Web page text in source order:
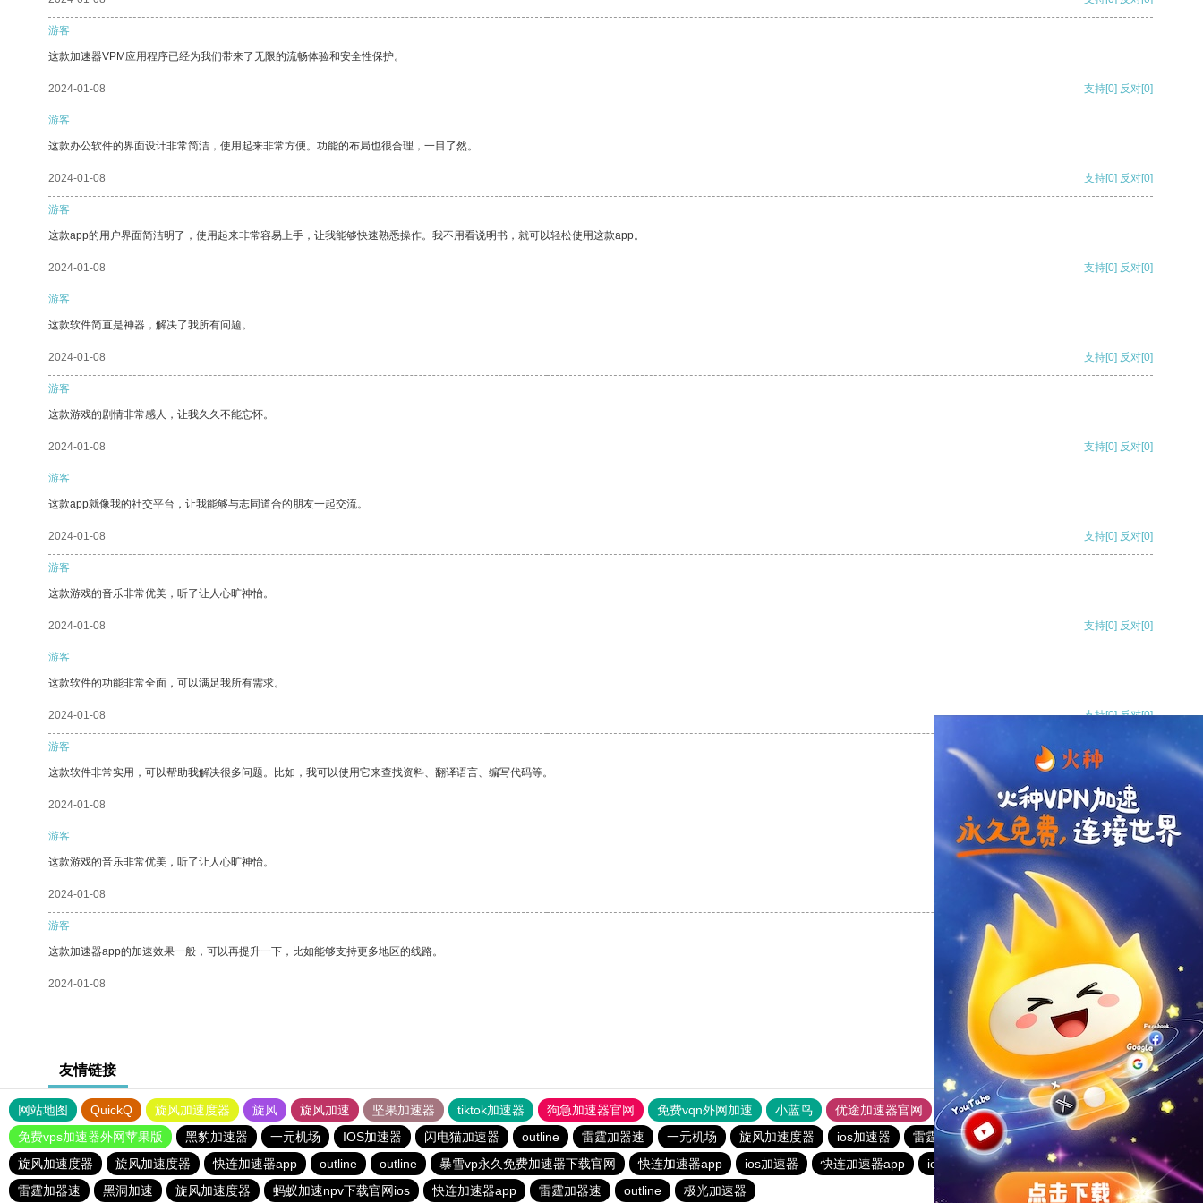
游客
这款加速器VPM应用程序已经为我们带来了无限的流畅体验和安全性保护。
2024-01-08 支持[0] 反对[0]
游客
这款办公软件的界面设计非常简洁，使用起来非常方便。功能的布局也很合理，一目了然。
2024-01-08 支持[0] 反对[0]
游客
这款app的用户界面简洁明了，使用起来非常容易上手，让我能够快速熟悉操作。我不用看说明书，就可以轻松使用这款app。
2024-01-08 支持[0] 反对[0]
游客
这款软件简直是神器，解决了我所有问题。
2024-01-08 支持[0] 反对[0]
游客
这款游戏的剧情非常感人，让我久久不能忘怀。
2024-01-08 支持[0] 反对[0]
游客
这款app就像我的社交平台，让我能够与志同道合的朋友一起交流。
2024-01-08 支持[0] 反对[0]
游客
这款游戏的音乐非常优美，听了让人心旷神怡。
2024-01-08 支持[0] 反对[0]
游客
这款软件的功能非常全面，可以满足我所有需求。
2024-01-08 支持[0] 反对[0]
游客
这款软件非常实用，可以帮助我解决很多问题。比如，我可以使用它来查找资料、翻译语言、编写代码等。
2024-01-08 支持[0] 反对
游客
这款游戏的音乐非常优美，听了让人心旷神怡。
2024-01-08 支持
游客
这款加速器app的加速效果一般，可以再提升一下，比如能够支持更多地区的线路。
2024-01-08 支持 反对 [0]
友情链接
网站地图 QuickQ 旋风加速度器 旋风 旋风加速 坚果加速器 tiktok加速器 狗急加速器官网 免费vqn外网加速 小蓝鸟 优途加速器官网 风驰加速器 旋风加速器
八戒看书
免费vps加速器外网苹果版
黑豹加速器 一元机场 IOS加速器 闪电猫加速器 outline 雷霆加器速 一元机场 旋风加速度器 ios加速器 雷霆加器速 ios加速器
hammer加速器
旋风加速度器
旋风加速度器 快连加速器app outline outline 暴雪vp永久免费加速器下载官网 快连加速器app ios加速器 快连加速器app ios加速器
暴雪vp永久免费加速器下载官网
雷霆加器速
黑洞加速 旋风加速度器 蚂蚁加速npv下载官网ios 快连加速器app 雷霆加器速 outline 极光加速器